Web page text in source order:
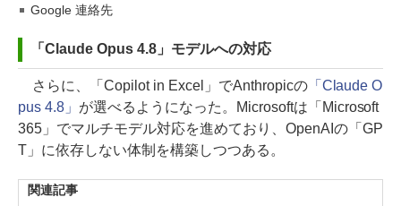
Google 連絡先
「Claude Opus 4.8」モデルへの対応
さらに、「Copilot in Excel」でAnthropicの「Claude O
pus 4.8」 が選べるようになった。Microsoftは「Microsoft
365」でマルチモデル対応を進めており、OpenAIの「GP
T」に依存しない体制を構築しつつある。
関連記事